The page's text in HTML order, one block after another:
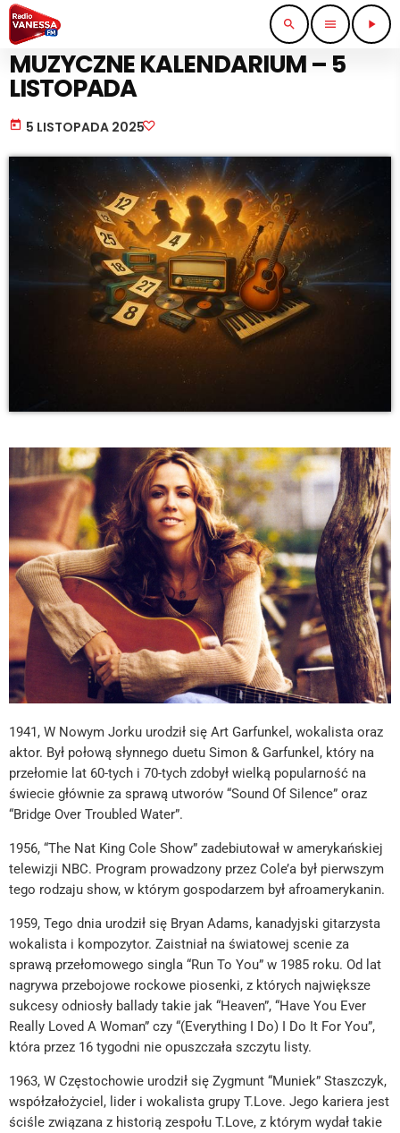
search menu play_arrow
KALENDARIUM
MUZYCZNE KALENDARIUM – 5
LISTOPADA
today 5 LISTOPADA 2025
1941, W Nowym Jorku urodził się Art Garfunkel, wokalista oraz
aktor. Był połową słynnego duetu Simon & Garfunkel, który na
przełomie lat 60-tych i 70-tych zdobył wielką popularność na
świecie głównie za sprawą utworów “Sound Of Silence” oraz
“Bridge Over Troubled Water”.
1956, “The Nat King Cole Show” zadebiutował w amerykańskiej
telewizji NBC. Program prowadzony przez Cole’a był pierwszym
tego rodzaju show, w którym gospodarzem był afroamerykanin.
1959, Tego dnia urodził się Bryan Adams, kanadyjski gitarzysta
wokalista i kompozytor. Zaistniał na światowej scenie za
sprawą przełomowego singla “Run To You” w 1985 roku. Od lat
nagrywa przebojowe rockowe piosenki, z których największe
sukcesy odniosły ballady takie jak “Heaven”, “Have You Ever
Really Loved A Woman” czy “(Everything I Do) I Do It For You”,
która przez 16 tygodni nie opuszczała szczytu listy.
1963, W Częstochowie urodził się Zygmunt “Muniek” Staszczyk,
współzałożyciel, lider i wokalista grupy T.Love. Jego kariera jest
ściśle związana z historią zespołu T.Love, z którym wydał takie